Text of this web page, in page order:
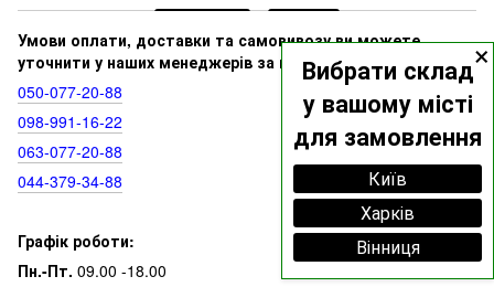
×
Вибрати склад
у вашому місті
для замовлення
Київ
Харків
Вінниця
Умови оплати, доставки та самовивозу ви можете
уточнити у наших менеджерів за номерами:
050‑077‑20‑88
098‑991‑16‑22
063‑077‑20‑88
044‑379‑34‑88
Графік роботи:
Пн.-Пт. 09.00 -18.00